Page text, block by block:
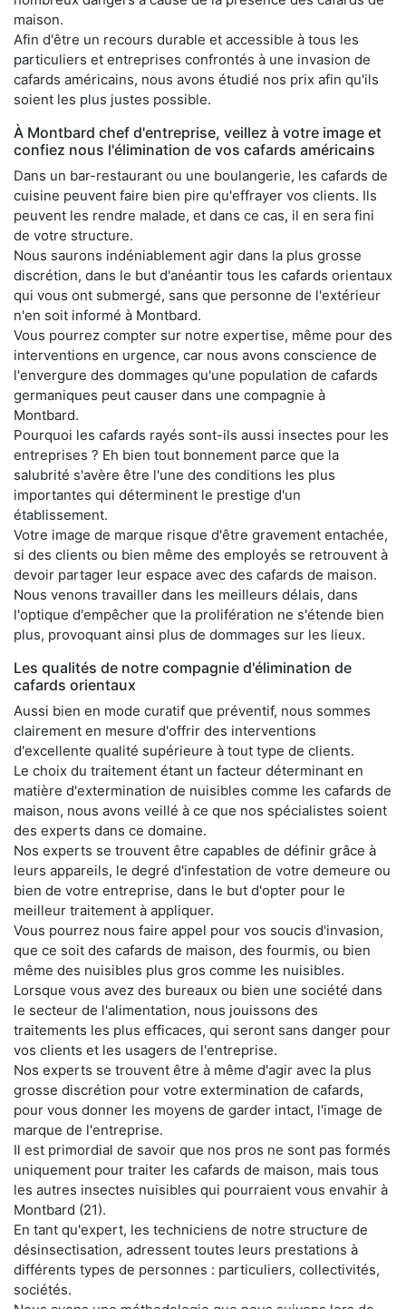
maison.
Afin d'être un recours durable et accessible à tous les
particuliers et entreprises confrontés à une invasion de
cafards américains, nous avons étudié nos prix afin qu'ils
soient les plus justes possible.
À Montbard chef d'entreprise, veillez à votre image et
confiez nous l'élimination de vos cafards américains
Dans un bar-restaurant ou une boulangerie, les cafards de
cuisine peuvent faire bien pire qu'effrayer vos clients. Ils
peuvent les rendre malade, et dans ce cas, il en sera fini
de votre structure.
Nous saurons indéniablement agir dans la plus grosse
discrétion, dans le but d'anéantir tous les cafards orientaux
qui vous ont submergé, sans que personne de l'extérieur
n'en soit informé à Montbard.
Vous pourrez compter sur notre expertise, même pour des
interventions en urgence, car nous avons conscience de
l'envergure des dommages qu'une population de cafards
germaniques peut causer dans une compagnie à
Montbard.
Pourquoi les cafards rayés sont-ils aussi insectes pour les
entreprises ? Eh bien tout bonnement parce que la
salubrité s'avère être l'une des conditions les plus
importantes qui déterminent le prestige d'un
établissement.
Votre image de marque risque d'être gravement entachée,
si des clients ou bien même des employés se retrouvent à
devoir partager leur espace avec des cafards de maison.
Nous venons travailler dans les meilleurs délais, dans
l'optique d'empêcher que la prolifération ne s'étende bien
plus, provoquant ainsi plus de dommages sur les lieux.
Les qualités de notre compagnie d'élimination de
cafards orientaux
Aussi bien en mode curatif que préventif, nous sommes
clairement en mesure d'offrir des interventions
d'excellente qualité supérieure à tout type de clients.
Le choix du traitement étant un facteur déterminant en
matière d'extermination de nuisibles comme les cafards de
maison, nous avons veillé à ce que nos spécialistes soient
des experts dans ce domaine.
Nos experts se trouvent être capables de définir grâce à
leurs appareils, le degré d'infestation de votre demeure ou
bien de votre entreprise, dans le but d'opter pour le
meilleur traitement à appliquer.
Vous pourrez nous faire appel pour vos soucis d'invasion,
que ce soit des cafards de maison, des fourmis, ou bien
même des nuisibles plus gros comme les nuisibles.
Lorsque vous avez des bureaux ou bien une société dans
le secteur de l'alimentation, nous jouissons des
traitements les plus efficaces, qui seront sans danger pour
vos clients et les usagers de l'entreprise.
Nos experts se trouvent être à même d'agir avec la plus
grosse discrétion pour votre extermination de cafards,
pour vous donner les moyens de garder intact, l'image de
marque de l'entreprise.
Il est primordial de savoir que nos pros ne sont pas formés
uniquement pour traiter les cafards de maison, mais tous
les autres insectes nuisibles qui pourraient vous envahir à
Montbard (21).
En tant qu'expert, les techniciens de notre structure de
désinsectisation, adressent toutes leurs prestations à
différents types de personnes : particuliers, collectivités,
sociétés.